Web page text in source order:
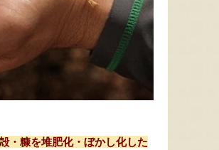
・糠を堆肥化・ぼかし化した
育て
も呼
新潟市江南区で育てられた和
によって、濃厚な甘みと美し